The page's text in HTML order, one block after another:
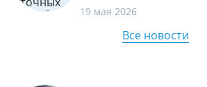
19 мая 2026
Все новости